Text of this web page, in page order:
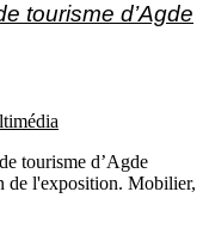
tourisme d’Agde
tourisme d’Agde
de l'exposition. Mobilier,